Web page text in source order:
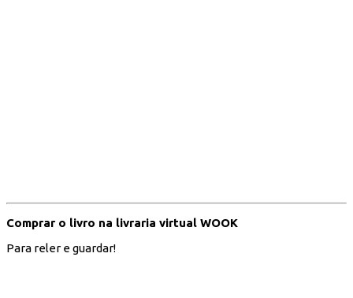
Comprar o livro na livraria virtual WOOK
Para reler e guardar!